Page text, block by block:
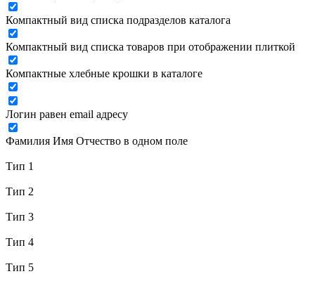
Компактный вид списка подразделов каталога
Компактный вид списка товаров при отображении плиткой
Компактные хлебные крошки в каталоге
Логин равен email адресу
Фамилия Имя Отчество в одном поле
Тип 1
Тип 2
Тип 3
Тип 4
Тип 5